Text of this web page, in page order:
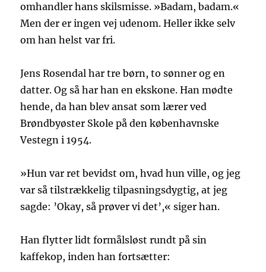
omhandler hans skilsmisse. »Badam, badam.«
Men der er ingen vej udenom. Heller ikke selv
om han helst var fri.
Jens Rosendal har tre børn, to sønner og en
datter. Og så har han en ekskone. Han mødte
hende, da han blev ansat som lærer ved
Brøndbyøster Skole på den københavnske
Vestegn i 1954.
»Hun var ret bevidst om, hvad hun ville, og jeg
var så tilstrækkelig tilpasningsdygtig, at jeg
sagde: ’Okay, så prøver vi det’,« siger han.
Han flytter lidt formålsløst rundt på sin
kaffekop, inden han fortsætter: